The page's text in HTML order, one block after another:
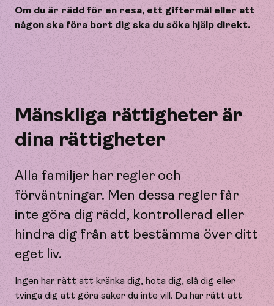
Om du är rädd för en resa, ett giftermål eller att
någon ska föra bort dig ska du söka hjälp direkt.
Mänskliga rättigheter är
dina rättigheter
Alla familjer har regler och
förväntningar. Men dessa regler får
inte göra dig rädd, kontrollerad eller
hindra dig från att bestämma över ditt
eget liv.
Ingen har rätt att kränka dig, hota dig, slå dig eller
tvinga dig att göra saker du inte vill. Du har rätt att